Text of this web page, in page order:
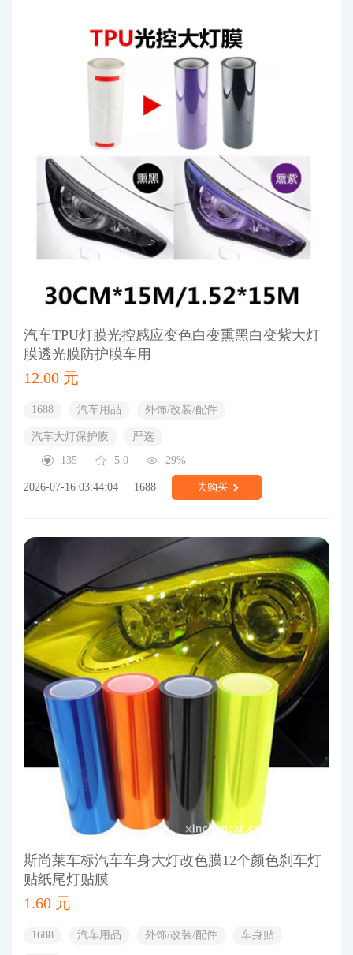
汽车TPU灯膜光控感应变色白变熏黑白变紫大灯
膜透光膜防护膜车用
12.00 元
1688 汽车用品 外饰/改装/配件
汽车大灯保护膜
严选
135
5.0 29%
2026-07-16 03:44:04 1688 去购买
斯尚莱车标汽车车身大灯改色膜12个颜色刹车灯
贴纸尾灯贴膜
1.60 元
1688 汽车用品 外饰/改装/配件 车身贴